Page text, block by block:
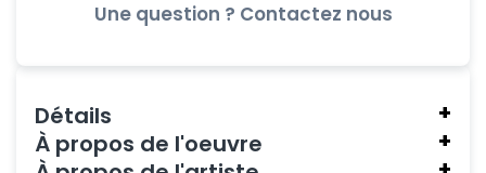
Une question ? Contactez nous
Détails
Création
À propos de l'oeuvre